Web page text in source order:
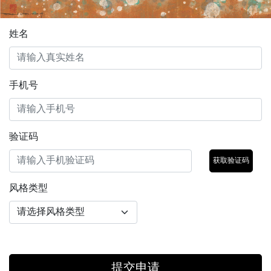
姓名
手机号
验证码
获取验证码
风格类型
提交申请